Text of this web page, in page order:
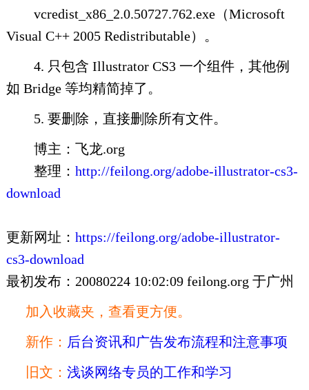
vcredist_x86_2.0.50727.762.exe（Microsoft
Visual C++ 2005 Redistributable）。
4. 只包含 Illustrator CS3 一个组件，其他例
如 Bridge 等均精简掉了。
5. 要删除，直接删除所有文件。
博主：飞龙.org
整理： http://feilong.org/adobe-illustrator-cs3-
download
更新网址： https://feilong.org/adobe-illustrator-
cs3-download
最初发布：20080224 10:02:09 feilong.org 于广州
加入收藏夹，查看更方便。
新作： 后台资讯和广告发布流程和注意事项
旧文： 浅谈网络专员的工作和学习